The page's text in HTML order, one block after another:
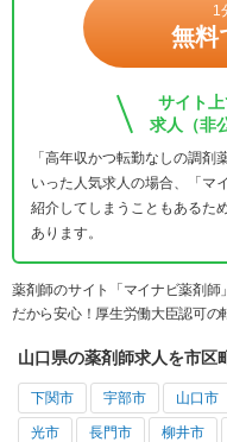
1
無料
サイト
求人（非
「高年収かつ転勤なしの調剤
いった人気求人の場合、「マ
紹介してしまうこともあるた
あります。
薬剤師のサイト「マイナビ薬剤
だから安心！厚生労働大臣認可の
山口県の薬剤師求人を市区
下関市 宇部市 山口市
光市 長門市 柳井市